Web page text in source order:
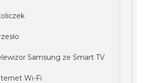
Samsung ze Smart TV
Wi-Fi